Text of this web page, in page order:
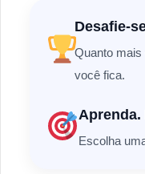
Desafie-
Quanto mais
você fica.
Aprenda.
Escolha